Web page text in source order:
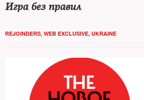
Игра без правил
REJOINDERS, WEB EXCLUSIVE, UKRAINE